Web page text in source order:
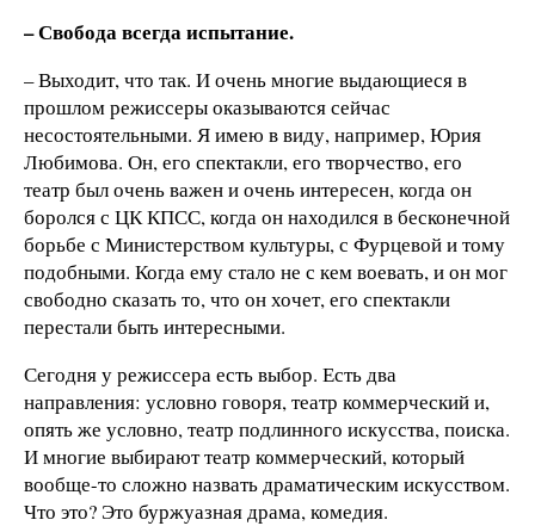
– Свобода всегда испытание.
– Выходит, что так. И очень многие выдающиеся в
прошлом режиссеры оказываются сейчас
несостоятельными. Я имею в виду, например, Юрия
Любимова. Он, его спектакли, его творчество, его
театр был очень важен и очень интересен, когда он
боролся с ЦК КПСС, когда он находился в бесконечной
борьбе с Министерством культуры, с Фурцевой и тому
подобными. Когда ему стало не с кем воевать, и он мог
свободно сказать то, что он хочет, его спектакли
перестали быть интересными.
Сегодня у режиссера есть выбор. Есть два
направления: условно говоря, театр коммерческий и,
опять же условно, театр подлинного искусства, поиска.
И многие выбирают театр коммерческий, который
вообще-то сложно назвать драматическим искусством.
Что это? Это буржуазная драма, комедия.